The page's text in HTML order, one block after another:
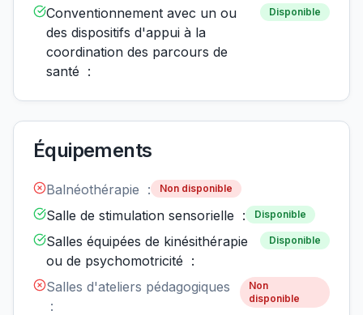
Conventionnement avec un ou
des dispositifs d'appui à la
coordination des parcours de
santé :
Disponible
Équipements
Balnéothérapie : Non disponible
Salle de stimulation sensorielle : Disponible
Salles équipées de kinésithérapie
ou de psychomotricité :
Disponible
Salles d'ateliers pédagogiques
:
Non
disponible